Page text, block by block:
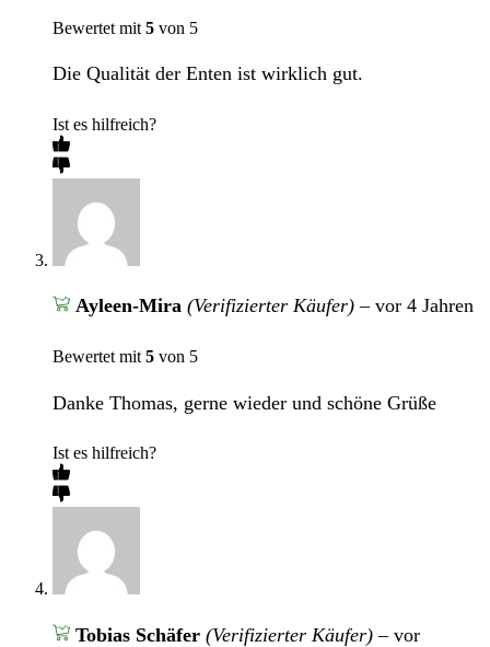
Bewertet mit 5 von 5
Die Qualität der Enten ist wirklich gut.
Ist es hilfreich?
Ayleen-Mira (Verifizierter Käufer) – vor 4 Jahren
Bewertet mit 5 von 5
Danke Thomas, gerne wieder und schöne Grüße
Ist es hilfreich?
Tobias Schäfer (Verifizierter Käufer) – vor